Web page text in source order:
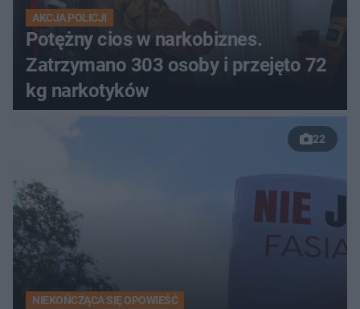
AKCJA POLICJI
Potężny cios w narkobiznes.
Zatrzymano 303 osoby i przejęto 72
kg narkotyków
22
NIEKOŃCZĄCA SIĘ OPOWIEŚĆ